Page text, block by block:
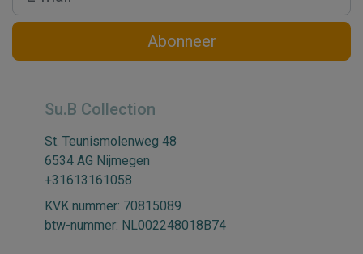
Abonneer
Su.B Collection
St. Teunismolenweg 48
6534 AG Nijmegen
+31613161058
KVK nummer: 70815089
btw-nummer: NL002248018B74